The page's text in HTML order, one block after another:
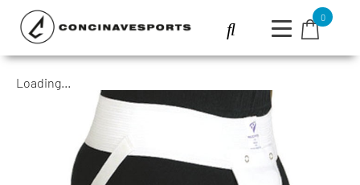
0
Loading...